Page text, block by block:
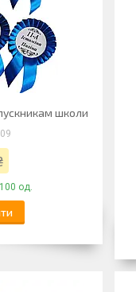
школи
од.